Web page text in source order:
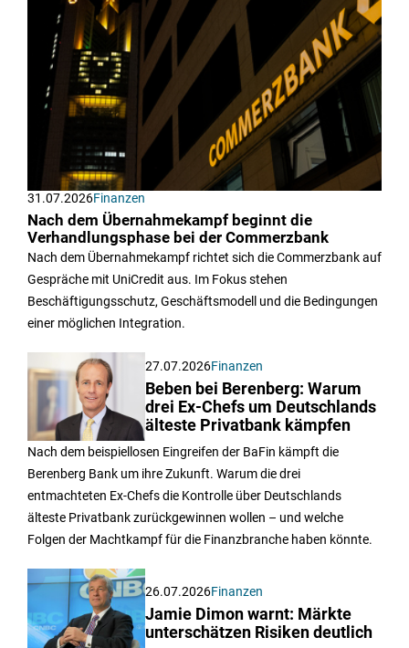
31.07.2026Finanzen
Nach dem Übernahmekampf beginnt die
Verhandlungsphase bei der Commerzbank
Nach dem Übernahmekampf richtet sich die Commerzbank auf
Gespräche mit UniCredit aus. Im Fokus stehen
Beschäftigungsschutz, Geschäftsmodell und die Bedingungen
einer möglichen Integration.
27.07.2026Finanzen
Beben bei Berenberg: Warum
drei Ex-Chefs um Deutschlands
älteste Privatbank kämpfen
Nach dem beispiellosen Eingreifen der BaFin kämpft die
Berenberg Bank um ihre Zukunft. Warum die drei
entmachteten Ex-Chefs die Kontrolle über Deutschlands
älteste Privatbank zurückgewinnen wollen – und welche
Folgen der Machtkampf für die Finanzbranche haben könnte.
26.07.2026Finanzen
Jamie Dimon warnt: Märkte
unterschätzen Risiken deutlich